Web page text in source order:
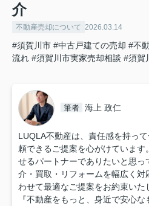
介
不動産売却について 2026.03.14
#須賀川市 #中古戸建ての売却 #不
流れ #須賀川市実家売却相談 #須賀
筆者 海上 政仁
LUQLA不動産は、責任感を持っ
頼できるご提案を心がけていま
せるパートナーでありたいと思っ
介・買取・リフォームを幅広く対
わせて最適なご提案をお約束いた
『不動産をもっと、身近で安心な